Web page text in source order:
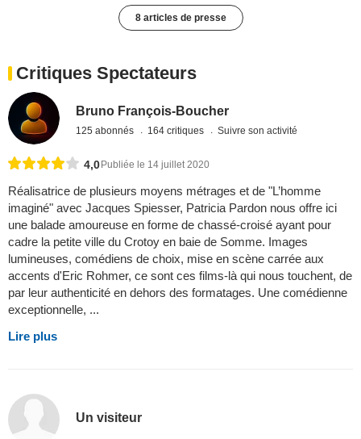
8 articles de presse
Critiques Spectateurs
Bruno François-Boucher
125 abonnés 164 critiques Suivre son activité
4,0Publiée le 14 juillet 2020
Réalisatrice de plusieurs moyens métrages et de "L’homme
imaginé" avec Jacques Spiesser, Patricia Pardon nous offre ici
une balade amoureuse en forme de chassé-croisé ayant pour
cadre la petite ville du Crotoy en baie de Somme. Images
lumineuses, comédiens de choix, mise en scène carrée aux
accents d'Eric Rohmer, ce sont ces films-là qui nous touchent, de
par leur authenticité en dehors des formatages. Une comédienne
exceptionnelle, ...
Lire plus
Un visiteur